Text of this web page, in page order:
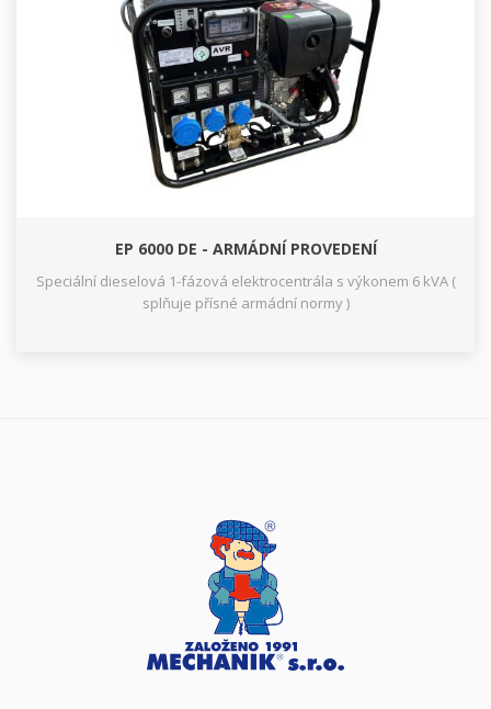
EP 6000 DE - ARMÁDNÍ PROVEDENÍ
Speciální dieselová 1-fázová elektrocentrála s výkonem 6 kVA (
splňuje přísné armádní normy )